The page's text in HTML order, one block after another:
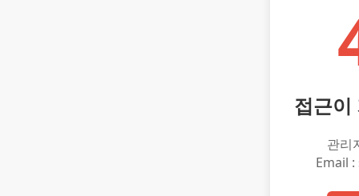
접근이
관리
Email